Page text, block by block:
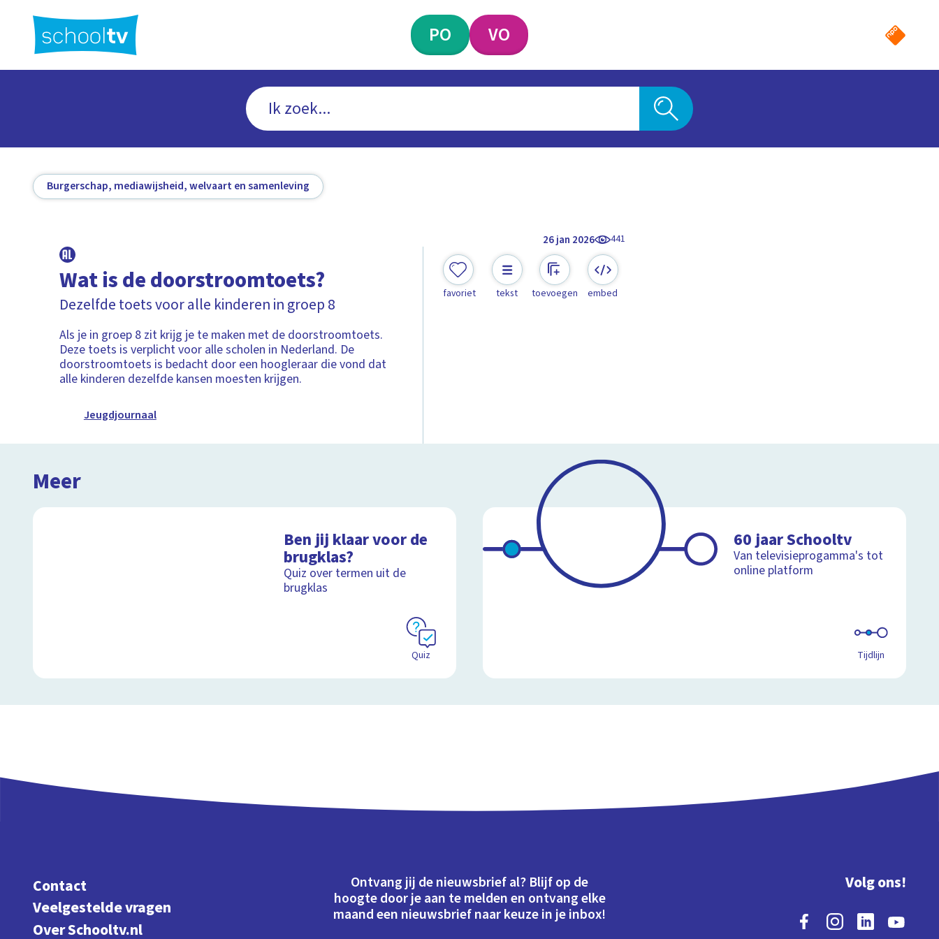
hoofdinhoud
PO VO
Burgerschap, mediawijsheid, welvaart en samenleving
26 jan 2026 441
Wat is de doorstroomtoets?
Dezelfde toets voor alle kinderen in groep 8
Als je in groep 8 zit krijg je te maken met de doorstroomtoets.
Deze toets is verplicht voor alle scholen in Nederland. De
doorstroomtoets is bedacht door een hoogleraar die vond dat
alle kinderen dezelfde kansen moesten krijgen.
Jeugdjournaal
favoriet tekst toevoegen embed
Meer
Ben jij klaar voor de
brugklas?
Quiz over termen uit de
brugklas
Quiz
60 jaar Schooltv
Van televisieprogamma's tot
online platform
Tijdlijn
Contact
Veelgestelde vragen
Over Schooltv.nl
Ontvang jij de nieuwsbrief al? Blijf op de
hoogte door je aan te melden en ontvang elke
maand een nieuwsbrief naar keuze in je inbox!
Volg ons!